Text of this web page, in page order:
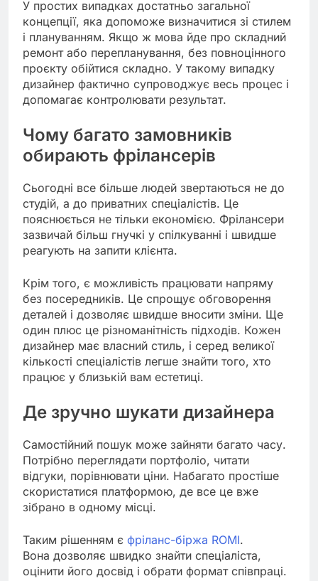
У простих випадках достатньо загальної
концепції, яка допоможе визначитися зі стилем
і плануванням. Якщо ж мова йде про складний
ремонт або перепланування, без повноцінного
проєкту обійтися складно. У такому випадку
дизайнер фактично супроводжує весь процес і
допомагає контролювати результат.
Чому багато замовників
обирають фрілансерів
Сьогодні все більше людей звертаються не до
студій, а до приватних спеціалістів. Це
пояснюється не тільки економією. Фрілансери
зазвичай більш гнучкі у спілкуванні і швидше
реагують на запити клієнта.
Крім того, є можливість працювати напряму
без посередників. Це спрощує обговорення
деталей і дозволяє швидше вносити зміни. Ще
один плюс це різноманітність підходів. Кожен
дизайнер має власний стиль, і серед великої
кількості спеціалістів легше знайти того, хто
працює у близькій вам естетиці.
Де зручно шукати дизайнера
Самостійний пошук може зайняти багато часу.
Потрібно переглядати портфоліо, читати
відгуки, порівнювати ціни. Набагато простіше
скористатися платформою, де все це вже
зібрано в одному місці.
Таким рішенням є фріланс-біржа ROMI.
Вона дозволяє швидко знайти спеціаліста,
оцінити його досвід і обрати формат співпраці.